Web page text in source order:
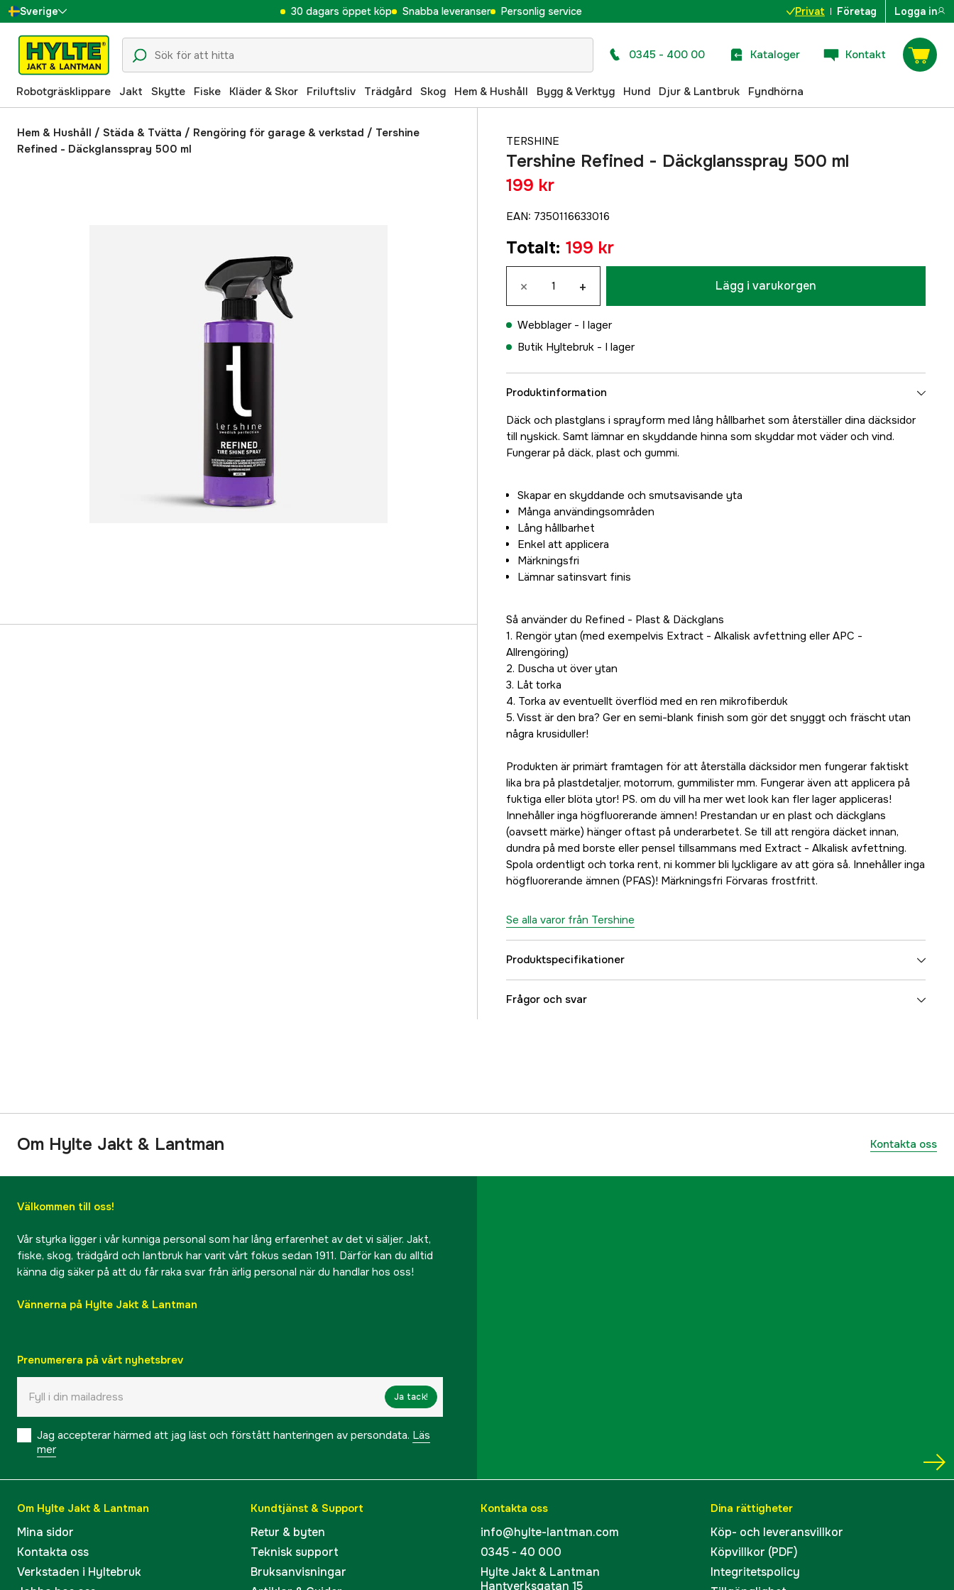
Sverige
Danmark
Suomi
Norge
Deutschland
30 dagars öppet köp Snabba leveranser Personlig service Privat Företag Logga in
0345 - 400 00 Kataloger Kontakt
Robotgräsklippare Jakt Skytte Fiske Kläder & Skor Friluftsliv Trädgård Skog Hem & Hushåll Bygg & Verktyg Hund Djur & Lantbruk Fyndhörna
Hem & Hushåll / Städa & Tvätta / Rengöring för garage & verkstad / Tershine
Refined - Däckglansspray 500 ml
TERSHINE
Tershine Refined - Däckglansspray 500 ml
199 kr
EAN: 7350116633016
Totalt: 199 kr
× + Lägg i varukorgen
Webblager - I lager
Butik Hyltebruk - I lager
Produktinformation
Däck och plastglans i sprayform med lång hållbarhet som återställer dina däcksidor
till nyskick. Samt lämnar en skyddande hinna som skyddar mot väder och vind.
Fungerar på däck, plast och gummi.
Skapar en skyddande och smutsavisande yta
Många användingsområden
Lång hållbarhet
Enkel att applicera
Märkningsfri
Lämnar satinsvart finis
Så använder du Refined - Plast & Däckglans
1. Rengör ytan (med exempelvis Extract - Alkalisk avfettning eller APC -
Allrengöring)
2. Duscha ut över ytan
3. Låt torka
4. Torka av eventuellt överflöd med en ren mikrofiberduk
5. Visst är den bra? Ger en semi-blank finish som gör det snyggt och fräscht utan
några krusiduller!
Produkten är primärt framtagen för att återställa däcksidor men fungerar faktiskt
lika bra på plastdetaljer, motorrum, gummilister mm. Fungerar även att applicera på
fuktiga eller blöta ytor! PS. om du vill ha mer wet look kan fler lager appliceras!
Innehåller inga högfluorerande ämnen! Prestandan ur en plast och däckglans
(oavsett märke) hänger oftast på underarbetet. Se till att rengöra däcket innan,
dundra på med borste eller pensel tillsammans med Extract - Alkalisk avfettning.
Spola ordentligt och torka rent, ni kommer bli lyckligare av att göra så. Innehåller inga
högfluorerande ämnen (PFAS)! Märkningsfri Förvaras frostfritt.
Se alla varor från Tershine
Produktspecifikationer
Referensnummer
Frågor och svar
Om Hylte Jakt & Lantman Kontakta oss
Välkommen till oss!
Vår styrka ligger i vår kunniga personal som har lång erfarenhet av det vi säljer. Jakt,
fiske, skog, trädgård och lantbruk har varit vårt fokus sedan 1911. Därför kan du alltid
känna dig säker på att du får raka svar från ärlig personal när du handlar hos oss!
Vännerna på Hylte Jakt & Lantman
Prenumerera på vårt nyhetsbrev
Ja tack!
Jag accepterar härmed att jag läst och förstått hanteringen av persondata. Läs
mer
Om Hylte Jakt & Lantman
Mina sidor
Kontakta oss
Verkstaden i Hyltebruk
Kundtjänst & Support
Retur & byten
Teknisk support
Bruksanvisningar
Kontakta oss
info@hylte-lantman.com
0345 - 40 000
Hylte Jakt & Lantman
Hantverksgatan 15
Dina rättigheter
Köp- och leveransvillkor
Köpvillkor (PDF)
Integritetspolicy